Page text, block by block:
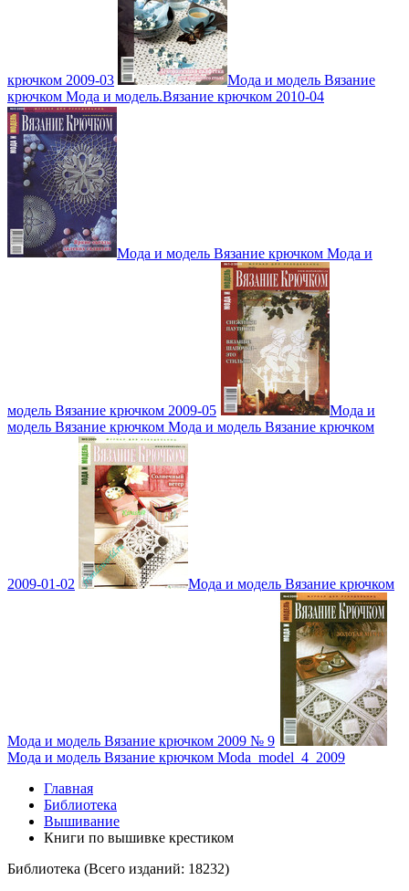
крючком 2009-03
Мода и модель Вязание
крючком Мода и модель.Вязание крючком 2010-04
Мода и модель Вязание крючком Мода и
модель Вязание крючком 2009-05
Мода и
модель Вязание крючком Мода и модель Вязание крючком
2009-01-02 Мода и модель Вязание крючком
Мода и модель Вязание крючком 2009 № 9
Мода и модель Вязание крючком Moda_model_4_2009
Главная
Библиотека
Вышивание
Книги по вышивке крестиком
Библиотека (Всего изданий: 18232)